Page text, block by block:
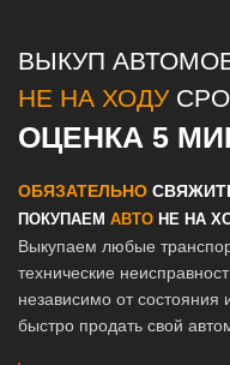
ВЫКУП
НЕ НА ХОДУ
ОЦЕНКА 5
ОБЯЗАТЕЛЬНО
ПОКУПАЕМ АВТО НЕ НА
Выкупаем любые
технические
независимо от
быстро продать свой